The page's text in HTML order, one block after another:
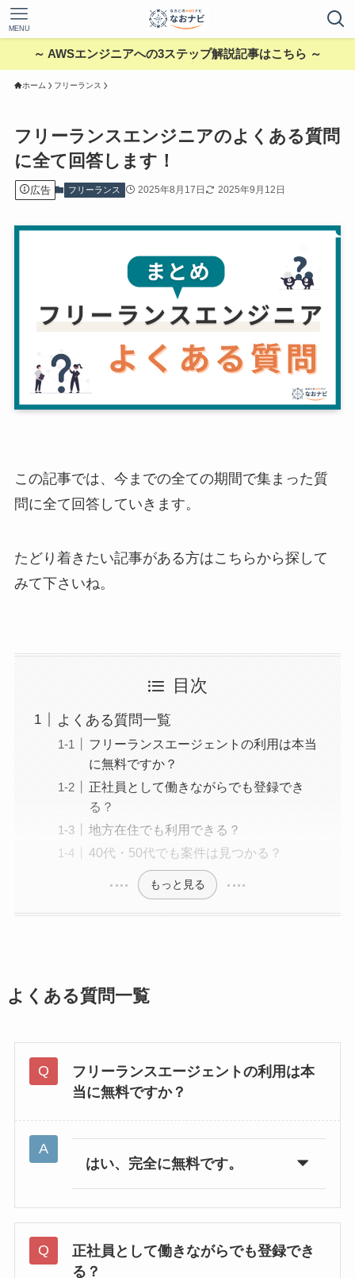
MENU
～ AWSエンジニアへの3ステップ解説記事はこちら ～
ホーム フリーランス
フリーランスエンジニアのよくある質問
に全て回答します！
広告 フリーランス 2025年8月17日 2025年9月12日
この記事では、今までの全ての期間で集まった質
問に全て回答していきます。
たどり着きたい記事がある方はこちらから探して
みて下さいね。
目次
よくある質問一覧
フリーランスエージェントの利用は本当
に無料ですか？
正社員として働きながらでも登録でき
る？
地方在住でも利用できる？
40代・50代でも案件は見つかる？
もっと見る
よくある質問一覧
フリーランスエージェントの利用は本
当に無料ですか？
はい、完全に無料です。
正社員として働きながらでも登録でき
る？